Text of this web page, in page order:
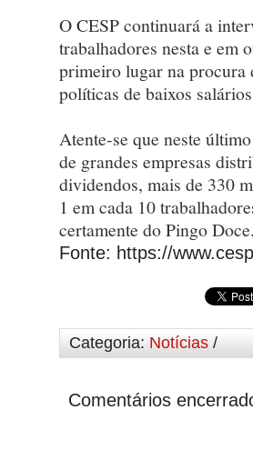
O CESP continuará a
trabalhadores nesta e em
primeiro lugar na procura
políticas de baixos
Atente-se que neste
de grandes empresas
dividendos, mais de 330
1 em cada 10
certamente do Pingo Doce.
Fonte: https://
Categoria: Notícias /
Comentários